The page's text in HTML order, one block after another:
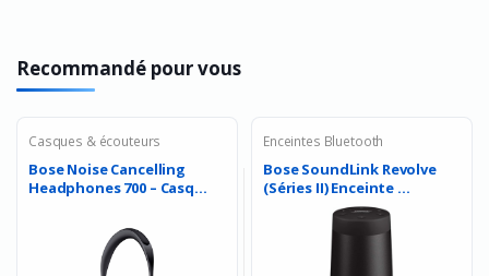
Recommandé pour vous
Casques & écouteurs
Bose Noise Cancelling
Headphones 700 – Casq...
Enceintes Bluetooth
Bose SoundLink Revolve
(Séries II) Enceinte ...